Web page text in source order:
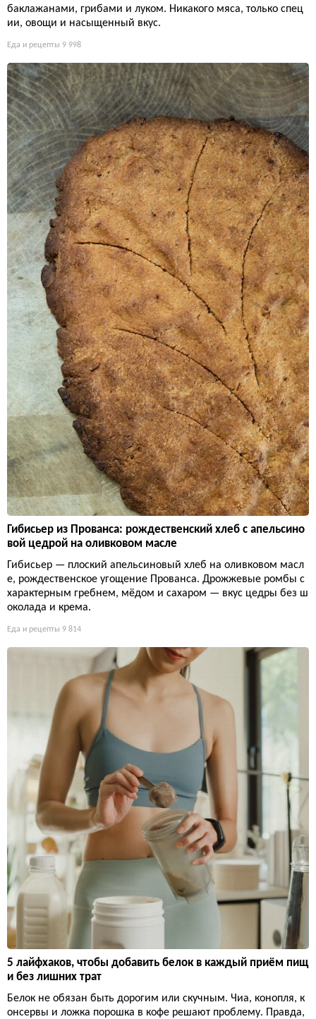
баклажанами, грибами и луком. Никакого мяса, только спец
ии, овощи и насыщенный вкус.
Еда и рецепты 9 998
Гибисьер из Прованса: рождественский хлеб с апельсино
вой цедрой на оливковом масле
Гибисьер — плоский апельсиновый хлеб на оливковом масл
е, рождественское угощение Прованса. Дрожжевые ромбы с
характерным гребнем, мёдом и сахаром — вкус цедры без ш
околада и крема.
Еда и рецепты 9 814
5 лайфхаков, чтобы добавить белок в каждый приём пищ
и без лишних трат
Белок не обязан быть дорогим или скучным. Чиа, конопля, к
онсервы и ложка порошка в кофе решают проблему. Правда,